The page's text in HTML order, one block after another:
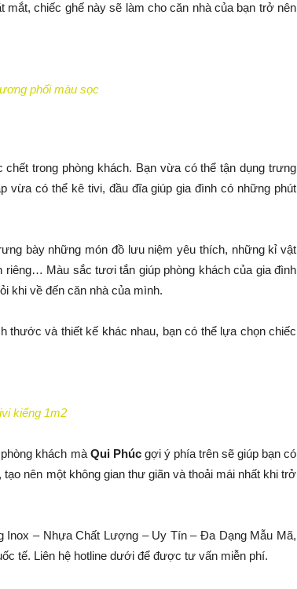
chiếc ghế này sẽ làm cho căn nhà của bạn trở nên
phối màu sọc
trong phòng khách. Bạn vừa có thể tận dụng trưng
vừa có thể kê tivi, đầu đĩa giúp gia đình có những phút
bày những món đồ lưu niệm yêu thích, những kỉ vật
Màu sắc tươi tắn giúp phòng khách của gia đình
khi về đến căn nhà của mình.
thước và thiết kế khác nhau, bạn có thể lựa chọn chiếc
kiếng 1m2
khách mà Qui Phúcgợi ý phía trên sẽ giúp bạn có
nên một không gian thư giãn và thoải mái nhất khi trở
Inox – Nhựa Chất Lượng – Uy Tín – Đa Dạng Mẫu Mã,
tế. Liên hệ hotline dưới để được tư vấn miễn phí.